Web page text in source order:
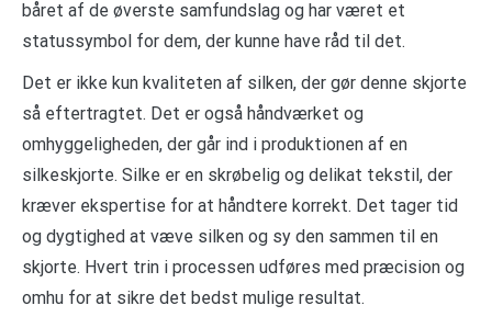
båret af de øverste samfundslag og har været et
statussymbol for dem, der kunne have råd til det.
Det er ikke kun kvaliteten af silken, der gør denne skjorte
så eftertragtet. Det er også håndværket og
omhyggeligheden, der går ind i produktionen af ​​en
silkeskjorte. Silke er en skrøbelig og delikat tekstil, der
kræver ekspertise for at håndtere korrekt. Det tager tid
og dygtighed at væve silken og sy den sammen til en
skjorte. Hvert trin i processen udføres med præcision og
omhu for at sikre det bedst mulige resultat.